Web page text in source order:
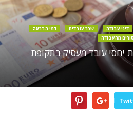
דיני עבודה שכר עובדים
דמי הבראה
מהעבודה
עובד מעסיק בתקופת